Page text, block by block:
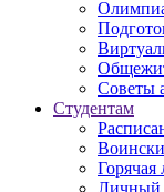
Советы
Студентам
Горячая
Личный